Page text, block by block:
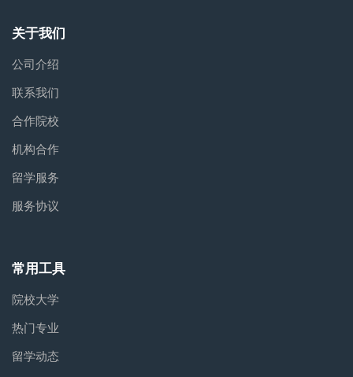
关于我们
公司介绍
联系我们
合作院校
机构合作
留学服务
服务协议
常用工具
院校大学
热门专业
留学动态